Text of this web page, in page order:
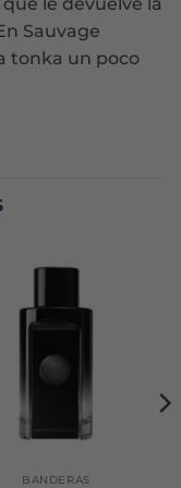
le devuelve la
Sauvage
tonka un poco
BANDERAS